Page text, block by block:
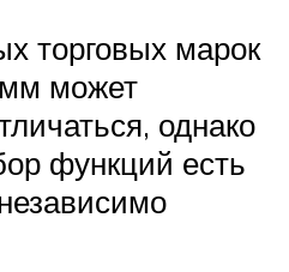
торговых марок
может
однако
функций есть